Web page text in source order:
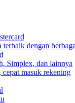
terbaik dengan
Simplex, dan lainnya
cepat masuk rekening